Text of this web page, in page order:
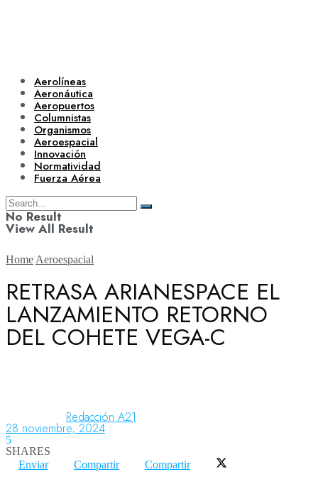
Aerolíneas
Aeronáutica
Aeropuertos
Columnistas
Organismos
Aeroespacial
Innovación
Normatividad
Fuerza Aérea
No Result
View All Result
Aerolíneas
Aeropuertos
Columnistas
Home Aeroespacial
RETRASA ARIANESPACE EL
LANZAMIENTO RETORNO
DEL COHETE VEGA-C
Redacción A21
28 noviembre, 2024
5
SHARES
Enviar
Compartir Compartir